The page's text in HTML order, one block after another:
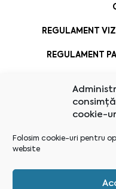
cookie-
Folosim cookie-uri pentru
website
REGULAMENT
REGULAMENT